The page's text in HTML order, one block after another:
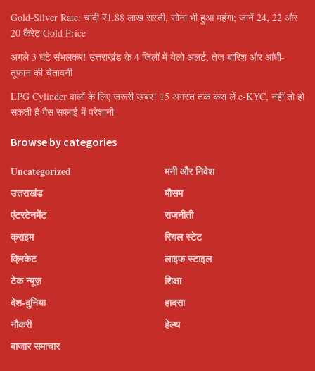
Gold-Silver Rate: चांदी ₹1.88 लाख सस्ती, सोना भी हुआ महंगा; जानें 24, 22 और
20 कैरेट Gold Price
अगले 3 घंटे संभलकर! उत्तराखंड के 4 जिलों में येलो अलर्ट, तेज बारिश और आंधी-
तूफान की चेतावनी
LPG Cylinder वालों के लिए जरूरी खबर! 15 अगस्त तक करा लें e-KYC, नहीं तो हो
सकती है गैस सप्लाई में परेशानी
Browse by categories
Uncategorized
उत्तराखंड
एंटरटेनमेंट
क्राइम
क्रिकेट
टेक न्यूज़
देश-दुनिया
नौकरी
बाजार समाचार
मनी और निवेश
मौसम
राजनीती
रियल स्टेट
लाइफ स्टाइल
शिक्षा
हादसा
हेल्थ